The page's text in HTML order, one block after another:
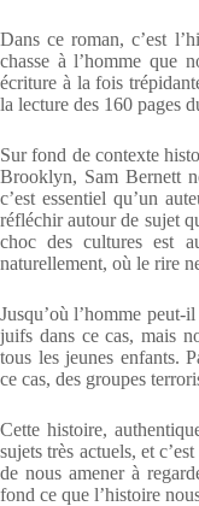
Dans ce roman, c’est
chasse à l’homme que
écriture à la fois
la lecture des 160 pages
Sur fond de contexte
Brooklyn, Sam Bernett
c’est essentiel qu’un
réfléchir autour de sujet
choc des cultures est
naturellement, où le rire
Jusqu’où l’homme peut-
juifs dans ce cas, mais
tous les jeunes enfants.
ce cas, des groupes
Cette histoire,
sujets très actuels, et
de nous amener à
fond ce que l’histoire